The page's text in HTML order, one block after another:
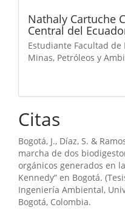
Nathaly Cartuche
Central del
Estudiante Facultad
Minas, Petróleos y
Citas
Bogotá, J., Díaz, S. &
marcha de dos
orgánicos generados en
Kennedy” en Bogotá.
Ingeniería Ambiental,
Bogotá, Colombia.